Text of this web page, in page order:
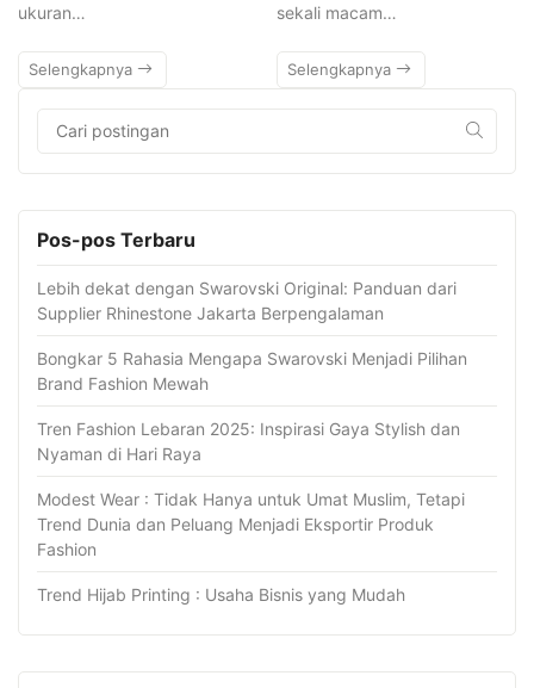
ukuran…
Selengkapnya
sekali macam…
Selengkapnya
Pos-pos Terbaru
Lebih dekat dengan Swarovski Original: Panduan dari
Supplier Rhinestone Jakarta Berpengalaman
Bongkar 5 Rahasia Mengapa Swarovski Menjadi Pilihan
Brand Fashion Mewah
Tren Fashion Lebaran 2025: Inspirasi Gaya Stylish dan
Nyaman di Hari Raya
Modest Wear : Tidak Hanya untuk Umat Muslim, Tetapi
Trend Dunia dan Peluang Menjadi Eksportir Produk
Fashion
Trend Hijab Printing : Usaha Bisnis yang Mudah